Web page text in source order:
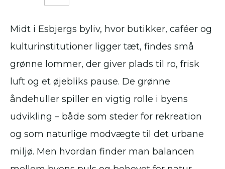
Midt i Esbjergs byliv, hvor butikker, caféer og
kulturinstitutioner ligger tæt, findes små
grønne lommer, der giver plads til ro, frisk
luft og et øjebliks pause. De grønne
åndehuller spiller en vigtig rolle i byens
udvikling – både som steder for rekreation
og som naturlige modvægte til det urbane
miljø. Men hvordan finder man balancen